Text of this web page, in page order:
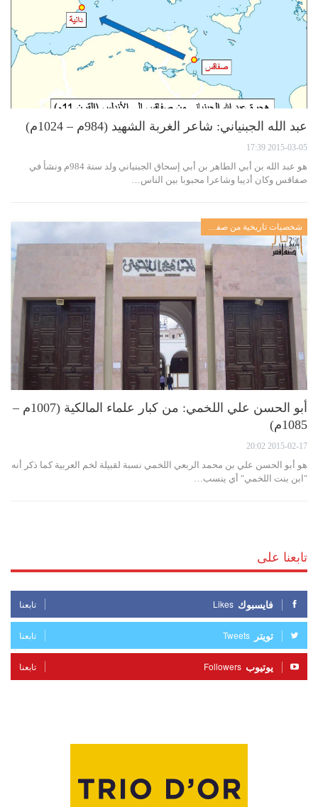
عبد الله الجبنياني: شاعر الغربة الشهيد (984م – 1024م)
2015-03-05 17:39
هو عبد الله بن أبي الطاهر بن أبي إسحاق الجبنياني ولد سنة 984م ونشأ في
صفاقس وكان أديبا وشاعرا محبوبا بين الناس…
أبو الحسن علي اللخمي: من كبار علماء المالكية (1007م –
1085م)
2015-02-17 20:02
هو أبو الحسن علي بن محمد الربعي اللخمي نسبة لقبيلة لخم العربية كما ذكر أنه
"ابن بنت اللخمي" أي ينسب…
تابعنا على
فايسبوك Likes تابعنا
تويتر Tweets تابعنا
يوتيوب Followers تابعنا